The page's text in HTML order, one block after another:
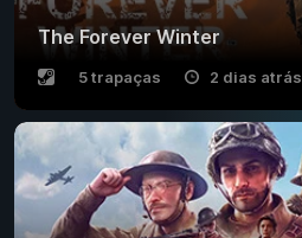
The Forever Winter
5 trapaças 2 dias atrás